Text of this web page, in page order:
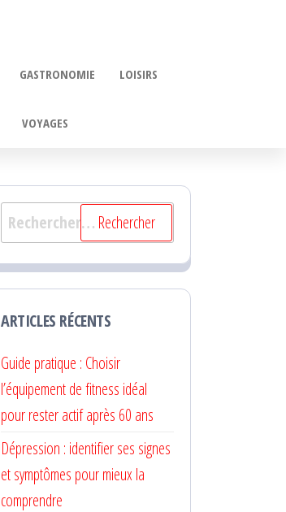
GASTRONOMIE LOISIRS
VOYAGES
Rechercher :
ARTICLES RÉCENTS
Guide pratique : Choisir
l’équipement de fitness idéal
pour rester actif après 60 ans
Dépression : identifier ses signes
et symptômes pour mieux la
comprendre